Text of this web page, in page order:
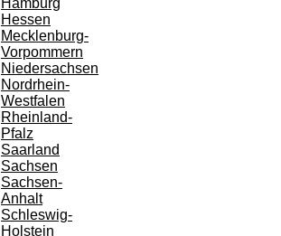
Hamburg
Hessen
Mecklenburg-
Vorpommern
Niedersachsen
Nordrhein-
Westfalen
Rheinland-
Pfalz
Saarland
Sachsen
Sachsen-
Anhalt
Schleswig-
Holstein